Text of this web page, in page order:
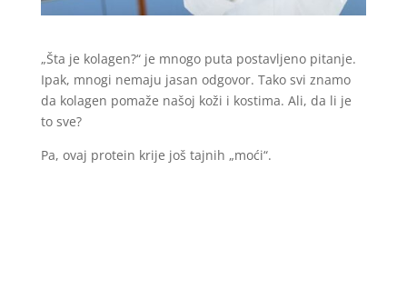
„Šta je kolagen?“ je mnogo puta postavljeno pitanje.
Ipak, mnogi nemaju jasan odgovor. Tako svi znamo
da kolagen pomaže našoj koži i kostima. Ali, da li je
to sve?
Pa, ovaj protein krije još tajnih „moći“.